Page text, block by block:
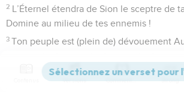
2 L’Éternel étendra de Sion le sceptre de
Domine au milieu de tes ennemis !
3 Ton peuple est (plein de) dévouement
de l’aurore. A toi la rosée de ta jeunesse !
Versions Commentaires Strong